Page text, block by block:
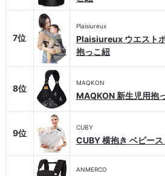
7位
Plaisiureux
Plaisiureux ウエスト
抱っこ紐
8位
MAQKON
MAQKON 新生児用抱
9位
CUBY
CUBY 横抱き ベビー
ANMERCO